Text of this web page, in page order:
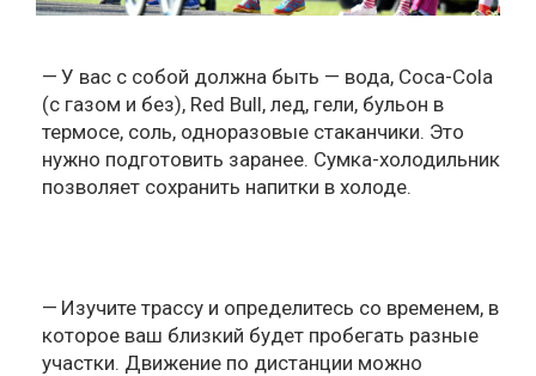
У вас с собой должна быть — вода, Coca-Cola
(с газом и без), Red Bull, лед, гели, бульон в
термосе, соль, одноразовые стаканчики. Это
нужно подготовить заранее. Сумка-холодильник
позволяет сохранить напитки в холоде.
Изучите трассу и определитесь со временем, в
которое ваш близкий будет пробегать разные
участки. Движение по дистанции можно